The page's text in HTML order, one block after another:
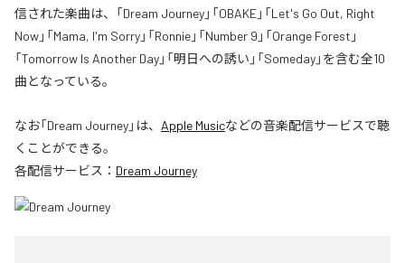
信された楽曲は、「Dream Journey」「OBAKE」「Let's Go Out, Right
Now」「Mama, I'm Sorry」「Ronnie」「Number 9」「Orange Forest」
「Tomorrow Is Another Day」「明日への誘い」「Someday」を含む全10
曲となっている。
なお「Dream Journey」は、 Apple Musicなどの音楽配信サービスで聴
くことができる。
各配信サービス： Dream Journey